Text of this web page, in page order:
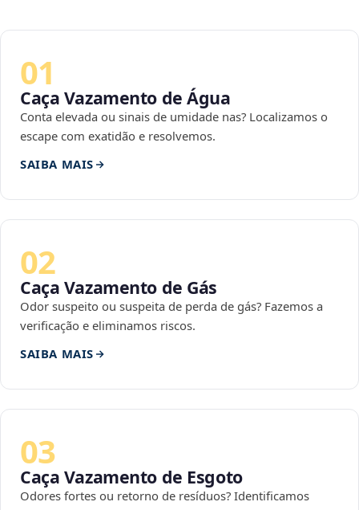
01
Caça Vazamento de Água
Conta elevada ou sinais de umidade nas? Localizamos o
escape com exatidão e resolvemos.
SAIBA MAIS
02
Caça Vazamento de Gás
Odor suspeito ou suspeita de perda de gás? Fazemos a
verificação e eliminamos riscos.
SAIBA MAIS
03
Caça Vazamento de Esgoto
Odores fortes ou retorno de resíduos? Identificamos